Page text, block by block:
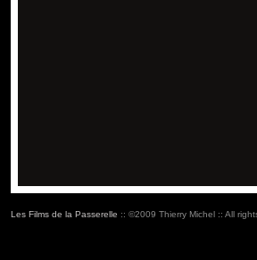
Les Films de la Passerelle :: ©2009 Thierry Michel :: All